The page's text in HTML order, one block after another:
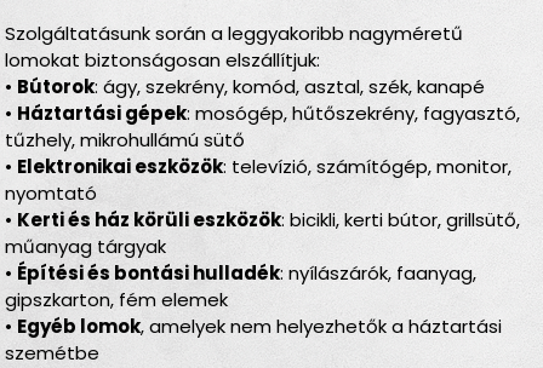
Szolgáltatásunk során a leggyakoribb nagyméretű
lomokat biztonságosan elszállítjuk:
• Bútorok: ágy, szekrény, komód, asztal, szék, kanapé
• Háztartási gépek: mosógép, hűtőszekrény, fagyasztó,
tűzhely, mikrohullámú sütő
• Elektronikai eszközök: televízió, számítógép, monitor,
nyomtató
• Kerti és ház körüli eszközök: bicikli, kerti bútor, grillsütő,
műanyag tárgyak
• Építési és bontási hulladék: nyílászárók, faanyag,
gipszkarton, fém elemek
• Egyéb lomok, amelyek nem helyezhetők a háztartási
szemétbe